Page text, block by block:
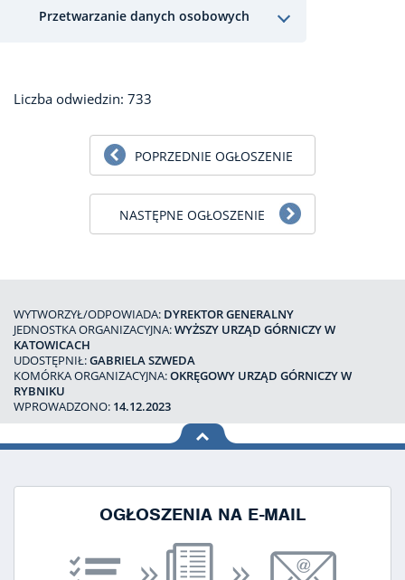
Przetwarzanie danych osobowych
Liczba odwiedzin: 733
POPRZEDNIE OGŁOSZENIE
NASTĘPNE OGŁOSZENIE
WYTWORZYŁ/ODPOWIADA: DYREKTOR GENERALNY
JEDNOSTKA ORGANIZACYJNA:WYŻSZY URZĄD GÓRNICZY W
KATOWICACH
UDOSTĘPNIŁ:GABRIELA SZWEDA
KOMÓRKA ORGANIZACYJNA:OKRĘGOWY URZĄD GÓRNICZY W
RYBNIKU
WPROWADZONO: 14.12.2023
na górę
OGŁOSZENIA NA E-MAIL